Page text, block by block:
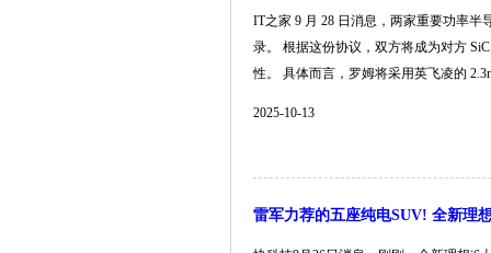
IT之家 9 月 28 日消息，两家重要功率半
录。 根据这份协议，双方将成为对方
性。 具体而言，罗姆将采用英飞凌的
2025-10-13
雷军力荐的五座纯电SUV! 全新理